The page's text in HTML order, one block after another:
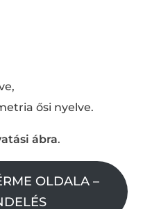
ősi nyelve.
ábra.
OLDALA –